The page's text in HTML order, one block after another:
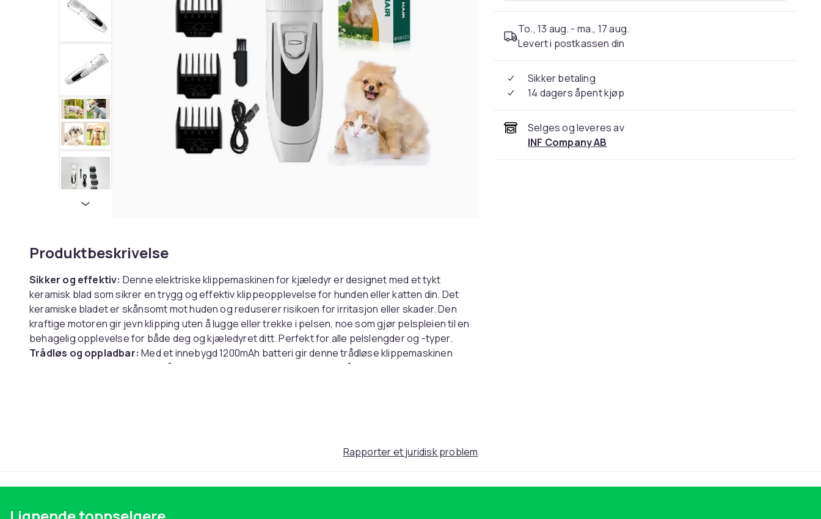
Produktbeskrivelse
Sikker og effektiv: Denne elektriske klippemaskinen for kjæledyr er designet med et tykt
keramisk blad som sikrer en trygg og effektiv klippeopplevelse for hunden eller katten din. Det
keramiske bladet er skånsomt mot huden og reduserer risikoen for irritasjon eller skader. Den
kraftige motoren gir jevn klipping uten å lugge eller trekke i pelsen, noe som gjør pelspleien til en
behagelig opplevelse for både deg og kjæledyret ditt. Perfekt for alle pelslengder og -typer.
Trådløs og oppladbar: Med et innebygd 1200mAh batteri gir denne trådløse klippemaskinen
opptil 120 minutters brukstid på en full lading. Dette gir deg friheten til å bevege deg rundt
6mm, 9mm, 12mm) for å justere klippelengden etter behov. En rengjøringsbørste følger også med
bruker maskinen på en trygg og effektiv måte, selv om du er nybegynner.
Spesifikasjoner:
To., 13 aug. - ma., 17 aug.
Levert i postkassen din
Sikker betaling
14 dagers åpent kjøp
Selges og leveres av
INF Company AB
Rapporter et juridisk problem